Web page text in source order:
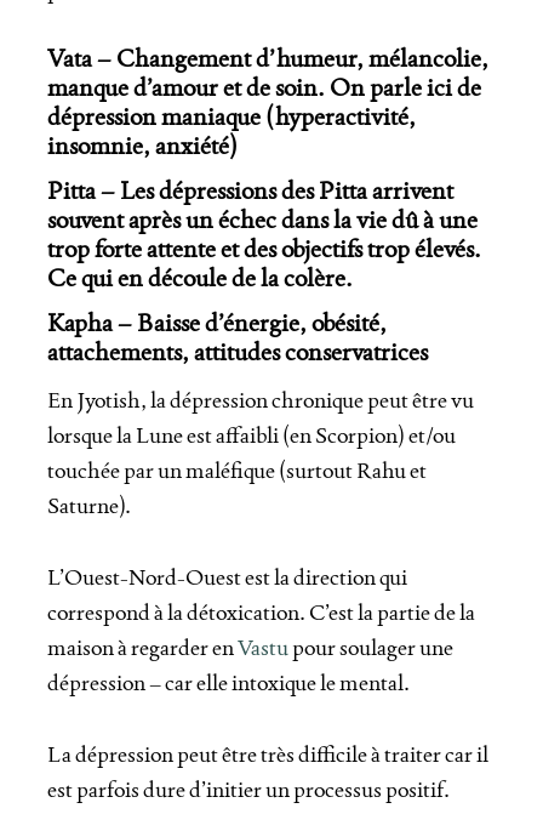
Vata – Changement d’humeur, mélancolie,
manque d’amour et de soin. On parle ici de
dépression maniaque (hyperactivité,
insomnie, anxiété)
Pitta – Les dépressions des Pitta arrivent
souvent après un échec dans la vie dû à une
trop forte attente et des objectifs trop élevés.
Ce qui en découle de la colère.
Kapha – Baisse d’énergie, obésité,
attachements, attitudes conservatrices
En Jyotish, la dépression chronique peut être vu
lorsque la Lune est affaibli (en Scorpion) et/ou
touchée par un maléfique (surtout Rahu et
Saturne).
L’Ouest-Nord-Ouest est la direction qui
correspond à la détoxication. C’est la partie de la
maison à regarder enVastupour soulager une
dépression – car elle intoxique le mental.
La dépression peut être très difficile à traiter car il
est parfois dure d’initier un processus positif.